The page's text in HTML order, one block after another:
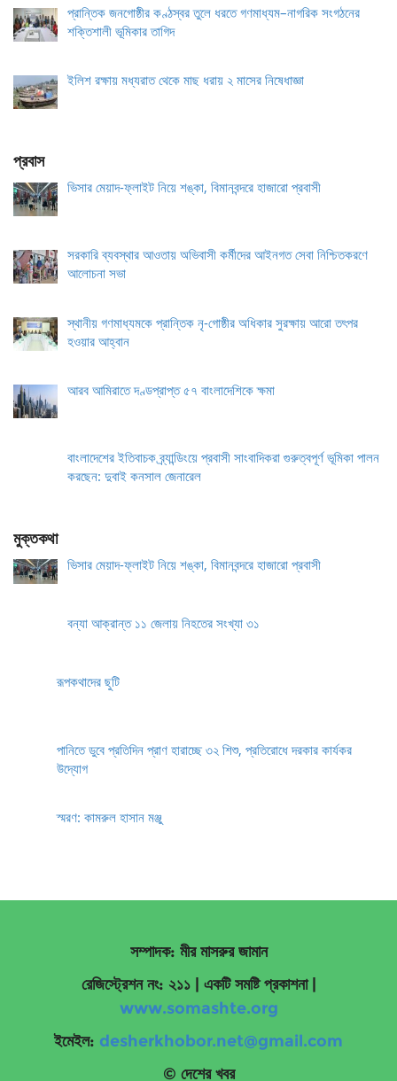
প্রান্তিক জনগোষ্ঠীর কণ্ঠস্বর তুলে ধরতে গণমাধ্যম–নাগরিক সংগঠনের
শক্তিশালী ভূমিকার তাগিদ
ইলিশ রক্ষায় মধ্যরাত থেকে মাছ ধরায় ২ মাসের নিষেধাজ্ঞা
প্রবাস
ভিসার মেয়াদ-ফ্লাইট নিয়ে শঙ্কা, বিমানবন্দরে হাজারো প্রবাসী
সরকারি ব্যবস্থার আওতায় অভিবাসী কর্মীদের আইনগত সেবা নিশ্চিতকরণে
আলোচনা সভা
স্থানীয় গণমাধ্যমকে প্রান্তিক নৃ-গোষ্ঠীর অধিকার সুরক্ষায় আরো তৎপর
হওয়ার আহ্বান
আরব আমিরাতে দণ্ডপ্রাপ্ত ৫৭ বাংলাদেশিকে ক্ষমা
বাংলাদেশের ইতিবাচক ব্র্যান্ডিংয়ে প্রবাসী সাংবাদিকরা গুরুত্বপূর্ণ ভূমিকা পালন
করছেন: দুবাই কনসাল জেনারেল
মুক্তকথা
ভিসার মেয়াদ-ফ্লাইট নিয়ে শঙ্কা, বিমানবন্দরে হাজারো প্রবাসী
বন্যা আক্রান্ত ১১ জেলায় নিহতের সংখ্যা ৩১
রূপকথাদের ছুটি
পানিতে ডুবে প্রতিদিন প্রাণ হারাচ্ছে ৩২ শিশু, প্রতিরোধে দরকার কার্যকর
উদ্যোগ
স্মরণ: কামরুল হাসান মঞ্জু
সম্পাদক: মীর মাসরুর জামান
রেজিস্ট্রেশন নং: ২১১ | একটি সমষ্টি প্রকাশনা
www.somashte.org
ইমেইল: desherkhobor.net@gmail.com
© দেশের খবর